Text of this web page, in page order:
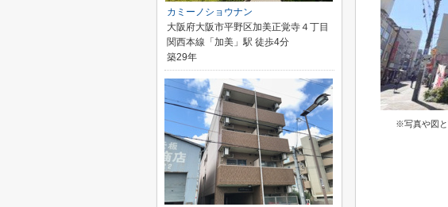
※写真や図と
カミーノショウナン
大阪府大阪市平野区加美正覚寺４丁目
関西本線「加美」駅 徒歩4分
築29年